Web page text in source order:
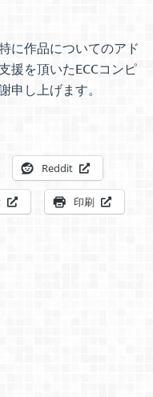
に作品についてのアド
援を頂いたECCコンピ
申し上げます。
Reddit
印刷